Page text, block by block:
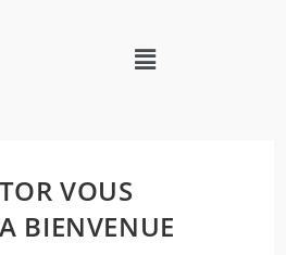
VOUS
BIENVENUE